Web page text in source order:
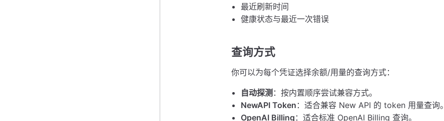
最近刷新时间
健康状态与最近一次错误
查询方式
你可以为每个凭证选择余额/用量的查询方式：
自动探测 ：按内置顺序尝试兼容方式。
NewAPI Token ：适合兼容 New API 的 token 用量查询。
OpenAI Billing ：适合标准 OpenAI Billing 查询。